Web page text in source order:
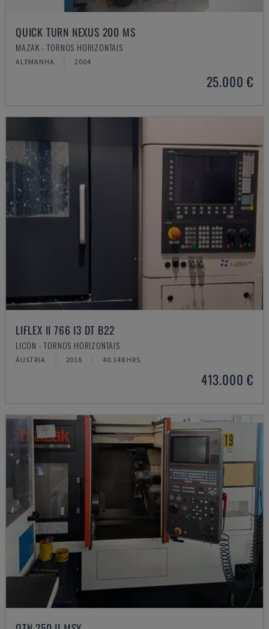
QUICK TURN NEXUS 200 MS
MAZAK - TORNOS HORIZONTAIS
ALEMANHA 2004
25.000 €
LIFLEX II 766 I3 DT B22
LICON - TORNOS HORIZONTAIS
ÁUSTRIA 2016 40.148 HRS
413.000 €